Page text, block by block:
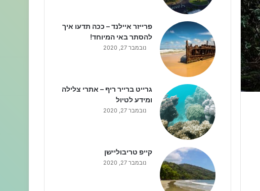
פרייזר איילנד – ככה תדעו איך
להסתר באי המיוחד!
נובמבר 27, 2020
גרייט ברייר ריף – אתרי צלילה
ומידע לטיול
נובמבר 27, 2020
קייפ טריבוליישן
נובמבר 27, 2020